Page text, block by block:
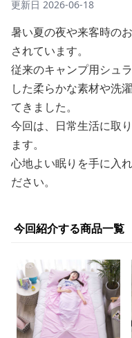
更新日 2026-06-18
暑い夏の夜や来客時の
されています。
従来のキャンプ用シュ
した柔らかな素材や洗
てきました。
今回は、日常生活に取
ます。
心地よい眠りを手に入
ださい。
今回紹介する商品一覧